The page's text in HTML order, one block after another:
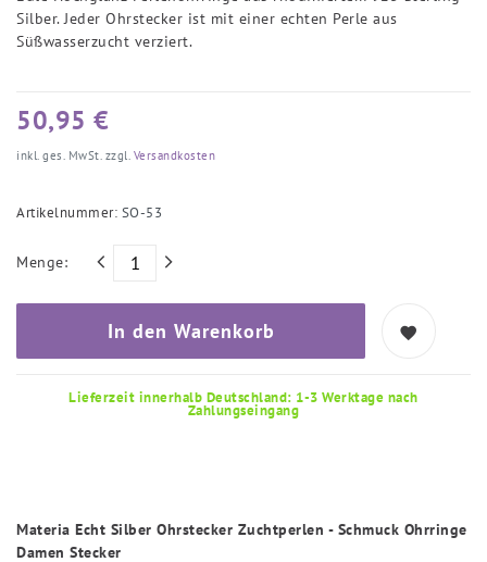
Silber. Jeder Ohrstecker ist mit einer echten Perle aus
Süßwasserzucht verziert.
50,95 €
inkl. ges. MwSt. zzgl. Versandkosten
Artikelnummer: SO-53
Menge:
In den Warenkorb
Lieferzeit innerhalb Deutschland: 1-3 Werktage nach
Zahlungseingang
Materia Echt Silber Ohrstecker Zuchtperlen - Schmuck Ohrringe
Damen Stecker